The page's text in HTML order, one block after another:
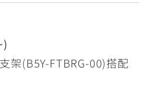
架(B5Y-FTBRG-00)搭配